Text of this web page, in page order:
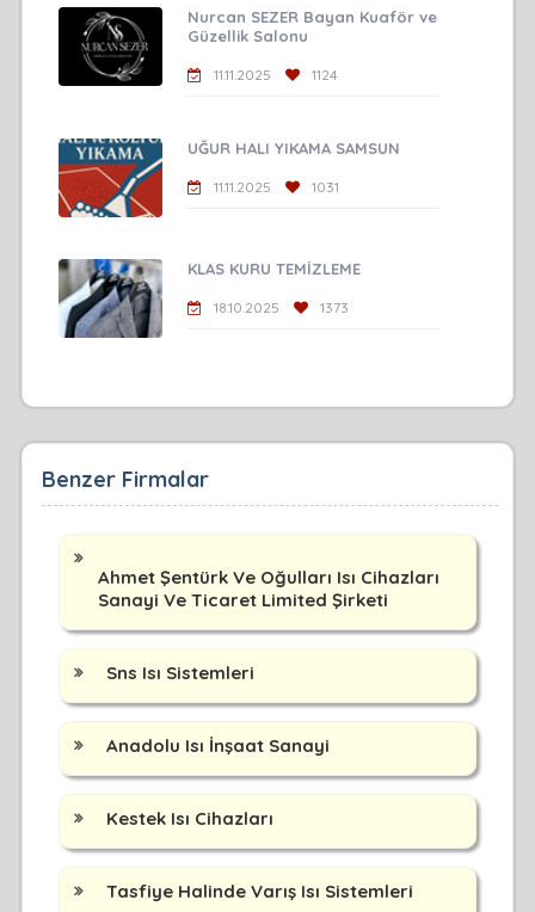
Nurcan SEZER Bayan Kuaför ve
Güzellik Salonu
11.11.2025 1124
UĞUR HALI YIKAMA SAMSUN
11.11.2025 1031
KLAS KURU TEMİZLEME
18.10.2025 1373
Benzer Firmalar
Ahmet Şentürk Ve Oğulları Isı Cihazları
Sanayi Ve Ticaret Limited Şirketi
Sns Isı Sistemleri
Anadolu Isı İnşaat Sanayi
Kestek Isı Cihazları
Tasfiye Halinde Varış Isı Sistemleri